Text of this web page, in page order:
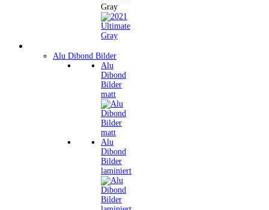
Gray
Alu Dibond Bilder
Alu
Dibond
Bilder
matt
Alu
Dibond
Bilder
laminiert